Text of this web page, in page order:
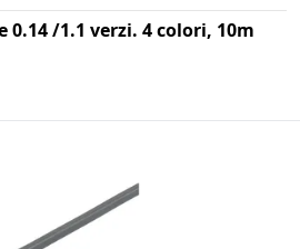
/1.1 verzi. 4 colori, 10m